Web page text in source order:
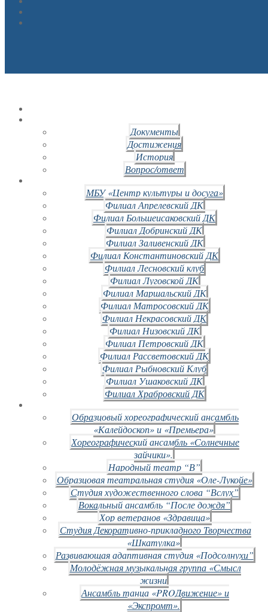
Документы
Достижения
История
Вопрос/ответ
МБУ «Центр культуры и досуга»
Филиал Апрелевский ДК
Филиал Большеисаковский ДК
Филиал Добринский ДК
Филиал Заливенский ДК
Филиал Константиновский ДК
Филиал Лесновский клуб
Филиал Луговской ДК
Филиал Маршальский ДК
Филиал Матросовский ДК
Филиал Некрасовский ДК
Филиал Низовский ДК
Филиал Петровский ДК
Филиал Рассветовский ДК
Филиал Рыбновский Клуб
Филиал Ушаковский ДК
Филиал Храбровский ДК
Образцовый хореографический ансамбль
«Калейдоскоп» и «Премьера»
Хореографический ансамбль «Солнечные
зайчики».
Народный театр “В”
Образцовая театральная студия «Оле-Лукойе»
Студия художественного слова “Вслух”
Вокальный ансамбль “После дождя”
Хор ветеранов «Здравица»
Студия Декоративно-прикладного Творчества
«Шкатулка»
Развивающая адаптивная студия «Подсолнухи”
Молодёжная музыкальная группа «Смысл
жизни
Ансамбль танца «PROДвижение» и
«Экспромт».